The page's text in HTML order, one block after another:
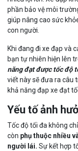
phần bảo vệ môi
giúp nâng cao sức
con người.
Khi đang đi xe đạp và
bạn tự nhiên hiện lên
năng đạt được tốc độ
viết này sẽ đưa ra câu
khả năng đạp xe đạt
Yếu tố ảnh
Tốc độ tối đa không chỉ
còn phụ thuộc nhiều
người lái. Sự kết hợp